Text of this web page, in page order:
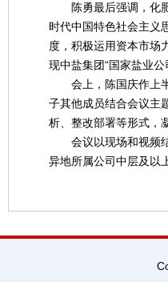
陈勇最后强调，化肥
时代中国特色社会主义
度，积极运用资本市场
现中盐集团“国家盐业公
会上，陈国庆作上半
子其他成员结合会议主
析、整改部署等形式，
会议以现场和视频结
异地所属公司中层及以